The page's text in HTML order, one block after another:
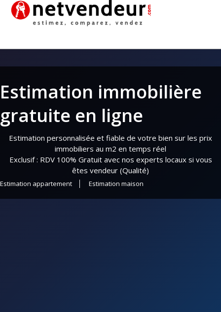
Estimation immobilière
gratuite en ligne
Estimation personnalisée et fiable de votre bien sur les prix
immobiliers au m2 en temps réel
Exclusif : RDV 100% Gratuit avec nos experts locaux si vous
êtes vendeur (Qualité)
Estimation appartement Estimation maison